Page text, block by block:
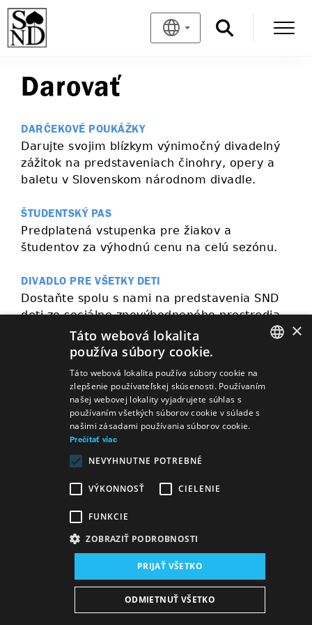
Darovať
DARČEKOVÉ POUKÁŽKY
Darujte svojim blízkym výnimočný divadelný
zážitok na predstaveniach činohry, opery a
baletu v Slovenskom národnom divadle.
ŠTUDENTSKÝ PAS
Predplatená vstupenka pre žiakov a
študentov za výhodnú cenu na celú sezónu.
DIVADLO PRE VŠETKY DETI
Dostaňte spolu s nami na predstavenia SND
deti zo sociálne znevýhodneného prostredia,
ktoré by sa inak do divadla nikdy nedostali.
Podporte SND finančným príspevkom a staňte
sa súčasťou divadelnej rodiny Slovenského
národného divadla ako člen Klubu priateľov a
mecénov SND.
Mapa stránok VOP
Vyhlásenie o prístupnosti
Osobné údaje Wezeo
×
Táto webová lokalita
používa súbory cookie.
Táto webová lokalita používa súbory cookie na
zlepšenie používateľskej skúsenosti. Používaním
našej webovej lokality vyjadrujete súhlas s
používaním všetkých súborov cookie v súlade s
našimi zásadami používania súborov cookie.
Prečítať viac
NEVYHNUTNE POTREBNÉ
VÝKONNOSŤ CIELENIE
FUNKCIE
ZOBRAZIŤ PODROBNOSTI
PRIJAŤ VŠETKO
ODMIETNUŤ VŠETKO